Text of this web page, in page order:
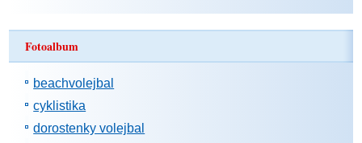
Fotoalbum
beachvolejbal
cyklistika
dorostenky volejbal